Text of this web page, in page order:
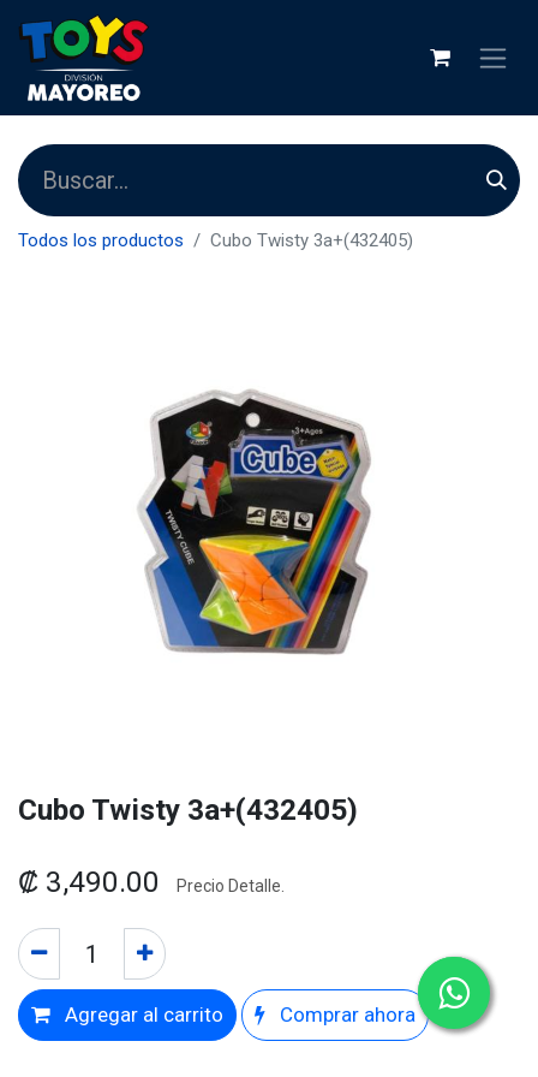
Todos los productos Cubo Twisty 3a+(432405)
Cubo Twisty 3a+(432405)
₡ 3,490.00 Precio Detalle.
Agregar al carrito Comprar ahora